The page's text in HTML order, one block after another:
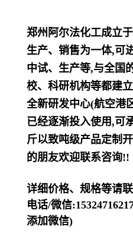
郑州阿尔法化工成立
生产、销售为一体,可
中试、生产等,与全国
校、科研机构等都建
全新研发中心(航空港
已经逐渐投入使用,可
斤以致吨级产品定制
的朋友欢迎联系咨询!!
详细价格、规格等请
电话/微信
添加微信)